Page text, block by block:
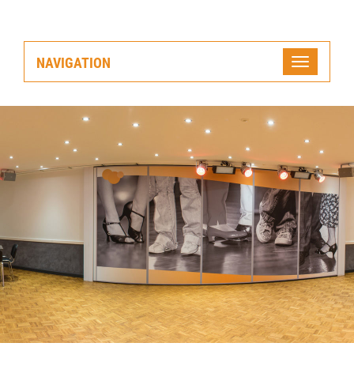
NAVIGATION
Toggle